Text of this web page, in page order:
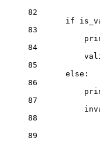
82
if
83
84
85
else :
86
87
88
89